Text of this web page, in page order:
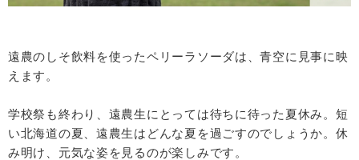
遠農のしそ飲料を使ったペリーラソーダは、青空に見事に映
えます。
学校祭も終わり、遠農生にとっては待ちに待った夏休み。短
い北海道の夏、遠農生はどんな夏を過ごすのでしょうか。休
み明け、元気な姿を見るのが楽しみです。